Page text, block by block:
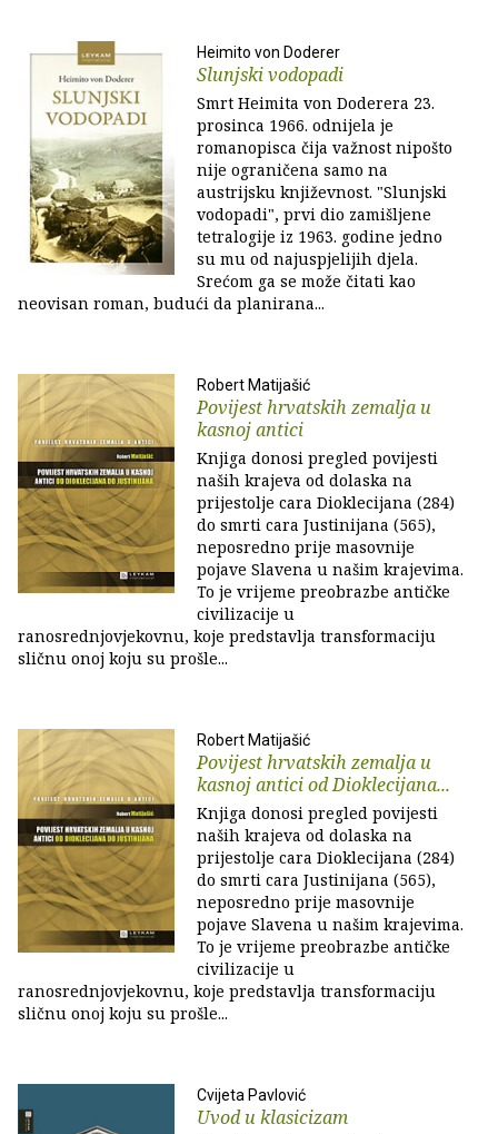
Heimito von Doderer
Slunjski vodopadi
Smrt Heimita von Doderera 23.
prosinca 1966. odnijela je
romanopisca čija važnost nipošto
nije ograničena samo na
austrijsku književnost. "Slunjski
vodopadi", prvi dio zamišljene
tetralogije iz 1963. godine jedno
su mu od najuspjelijih djela.
Srećom ga se može čitati kao
neovisan roman, budući da planirana...
Robert Matijašić
Povijest hrvatskih zemalja u
kasnoj antici
Knjiga donosi pregled povijesti
naših krajeva od dolaska na
prijestolje cara Dioklecijana (284)
do smrti cara Justinijana (565),
neposredno prije masovnije
pojave Slavena u našim krajevima.
To je vrijeme preobrazbe antičke
civilizacije u
ranosrednjovjekovnu, koje predstavlja transformaciju
sličnu onoj koju su prošle...
Robert Matijašić
Povijest hrvatskih zemalja u
kasnoj antici od Dioklecijana...
Knjiga donosi pregled povijesti
naših krajeva od dolaska na
prijestolje cara Dioklecijana (284)
do smrti cara Justinijana (565),
neposredno prije masovnije
pojave Slavena u našim krajevima.
To je vrijeme preobrazbe antičke
civilizacije u
ranosrednjovjekovnu, koje predstavlja transformaciju
sličnu onoj koju su prošle...
Cvijeta Pavlović
Uvod u klasicizam